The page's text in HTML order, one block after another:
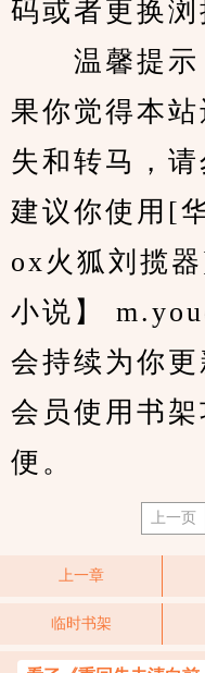
码或者更换浏
温馨提示
果你觉得本
失和转马，请
建议你使用[
ox火狐刘揽
小说】
会持续为你
会员使用书
便。
上一页
上一章
临时书架